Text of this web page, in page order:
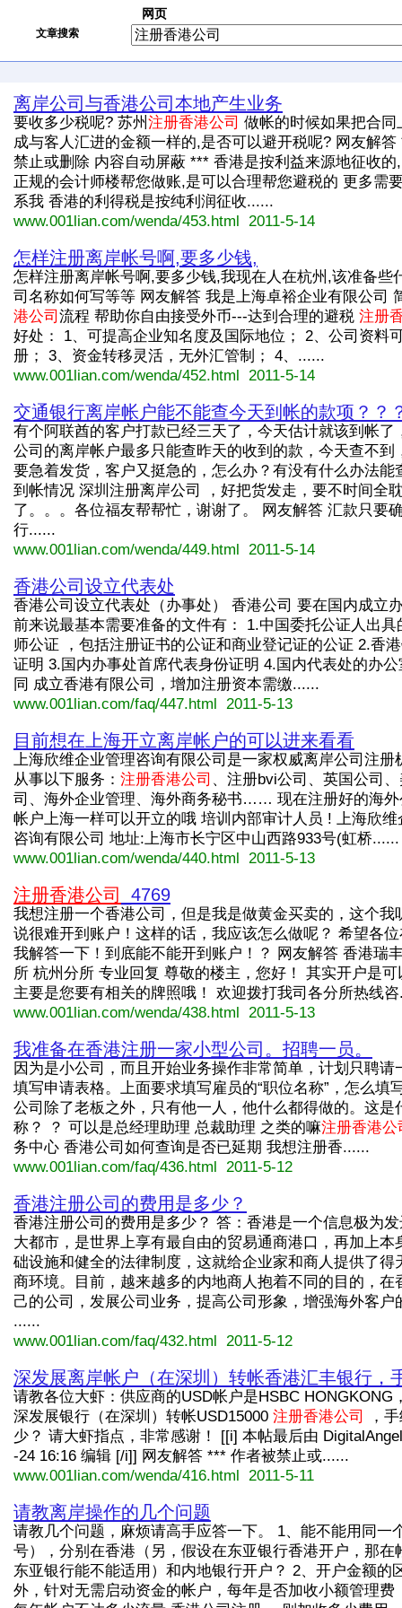
文章搜索
网页
离岸公司与香港公司本地产生业务
要收多少税呢? 苏州 注册香港公司 做帐的时候如果把合同
成与客人汇进的金额一样的,是否可以避开税呢? 网友解
禁止或删除 内容自动屏蔽 *** 香港是按利益来源地征收的
正规的会计师楼帮您做账,是可以合理帮您避税的 更多需
系我 香港的利得税是按纯利润征收......
www.001lian.com/wenda/453.html 2011-5-14
怎样注册离岸帐号啊,要多少钱,
怎样注册离岸帐号啊,要多少钱,我现在人在杭州,该准备些
司名称如何写等等 网友解答 我是上海卓裕企业有限公司
港公司 流程 帮助你自由接受外币---达到合理的避税 注册
好处： 1、可提高企业知名度及国际地位； 2、公司资料
册； 3、资金转移灵活，无外汇管制； 4、......
www.001lian.com/wenda/452.html 2011-5-14
交通银行离岸帐户能不能查今天到帐的款项？？
有个阿联酋的客户打款已经三天了，今天估计就该到帐了
公司的离岸帐户最多只能查昨天的收到的款，今天查不到
要急着发货，客户又挺急的，怎么办？有没有什么办法能
到帐情况 深圳注册离岸公司 ，好把货发走，要不时间全
了。。。各位福友帮帮忙，谢谢了。 网友解答 汇款只要
行......
www.001lian.com/wenda/449.html 2011-5-14
香港公司设立代表处
香港公司设立代表处（办事处） 香港公司 要在国内成立
前来说最基本需要准备的文件有： 1.中国委托公证人出具
师公证 ，包括注册证书的公证和商业登记证的公证 2.香
证明 3.国内办事处首席代表身份证明 4.国内代表处的办
同 成立香港有限公司，增加注册资本需缴......
www.001lian.com/faq/447.html 2011-5-13
目前想在上海开立离岸帐户的可以进来看看
上海欣维企业管理咨询有限公司是一家权威离岸公司注册
从事以下服务： 注册香港公司 、注册bvi公司、英国公司
司、海外企业管理、海外商务秘书…… 现在注册好的海外
帐户上海一样可以开立的哦 培训内部审计人员 ! 上海欣维
咨询有限公司 地址:上海市长宁区中山西路933号(虹桥......
www.001lian.com/wenda/440.html 2011-5-13
注册香港公司 _4769
我想注册一个香港公司，但是我是做黄金买卖的，这个我
说很难开到账户！这样的话，我应该怎么做呢？ 希望各
我解答一下！到底能不能开到账户！？ 网友解答 香港瑞
所 杭州分所 专业回复 尊敬的楼主，您好！ 其实开户是可
主要是您要有相关的牌照哦！ 欢迎拨打我司各分所热线
www.001lian.com/wenda/438.html 2011-5-13
我准备在香港注册一家小型公司。招聘一员。
因为是小公司，而且开始业务操作非常简单，计划只聘请
填写申请表格。上面要求填写雇员的“职位名称”，怎么填
公司除了老板之外，只有他一人，他什么都得做的。这是
称？ ？ 可以是总经理助理 总裁助理 之类的嘛注册香港公
务中心 香港公司如何查询是否已延期 我想注册香......
www.001lian.com/faq/436.html 2011-5-12
香港注册公司的费用是多少？
香港注册公司的费用是多少？ 答：香港是一个信息极为
大都市，是世界上享有最自由的贸易通商港口，再加上本
础设施和健全的法律制度，这就给企业家和商人提供了得
商环境。目前，越来越多的内地商人抱着不同的目的，在
己的公司，发展公司业务，提高公司形象，增强海外客户
......
www.001lian.com/faq/432.html 2011-5-12
深发展离岸帐户（在深圳）转帐香港汇丰银行，
请教各位大虾：供应商的USD帐户是HSBC HONGKONG
深发展银行（在深圳）转帐USD15000 注册香港公司
，
少？ 请大虾指点，非常感谢！ [[i] 本帖最后由
-24 16:16 编辑 [/i]] 网友解答 *** 作者被禁止或......
www.001lian.com/wenda/416.html 2011-5-11
请教离岸操作的几个问题
请教几个问题，麻烦请高手应答一下。 1、能不能用同一
号），分别在香港（另，假设在东亚银行香港开户，那在
东亚银行能不能适用）和内地银行开户？ 2、开户金额的
外，针对无需启动资金的帐户，每年是否加收小额管理费